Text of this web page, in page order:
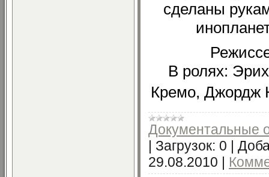
сделаны
В ролях:
Кремо, Джордж
Документальные
| Загрузок: 0 |
29.08.2010 |